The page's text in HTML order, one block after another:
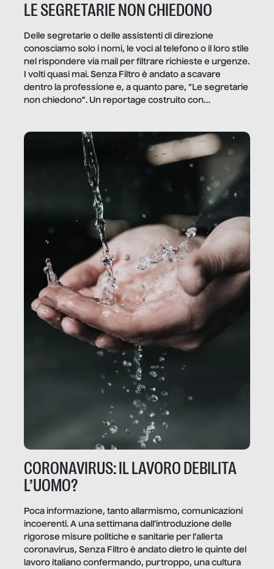
LE SEGRETARIE NON CHIEDONO
Delle segretarie o delle assistenti di direzione
conosciamo solo i nomi, le voci al telefono o il loro stile
nel rispondere via mail per filtrare richieste e urgenze.
I volti quasi mai. Senza Filtro è andato a scavare
dentro la professione e, a quanto pare, “Le segretarie
non chiedono”. Un reportage costruito con
CORONAVIRUS: IL LAVORO DEBILITA
L’UOMO?
Poca informazione, tanto allarmismo, comunicazioni
incoerenti. A una settimana dall’introduzione delle
rigorose misure politiche e sanitarie per l’allerta
coronavirus, Senza Filtro è andato dietro le quinte del
lavoro italiano confermando, purtroppo, una cultura